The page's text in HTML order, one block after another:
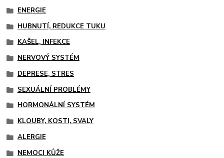
ENERGIE
HUBNUTÍ, REDUKCE TUKU
KAŠEL, INFEKCE
NERVOVÝ SYSTÉM
DEPRESE, STRES
SEXUÁLNÍ PROBLÉMY
HORMONÁLNÍ SYSTÉM
KLOUBY, KOSTI, SVALY
ALERGIE
NEMOCI KŮŽE